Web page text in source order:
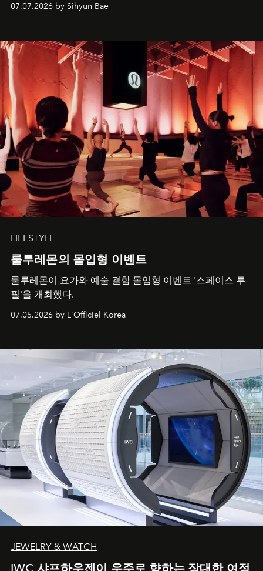
07.07.2026 by Sihyun Bae
LIFESTYLE
룰루레몬의 몰입형 이벤트
룰루레몬이 요가와 예술 결합 몰입형 이벤트 '스페이스 투
필'을 개최했다.
07.05.2026 by L'Officiel Korea
JEWELRY & WATCH
IWC 샤프하우젠이 우주로 향하는 장대한 여정